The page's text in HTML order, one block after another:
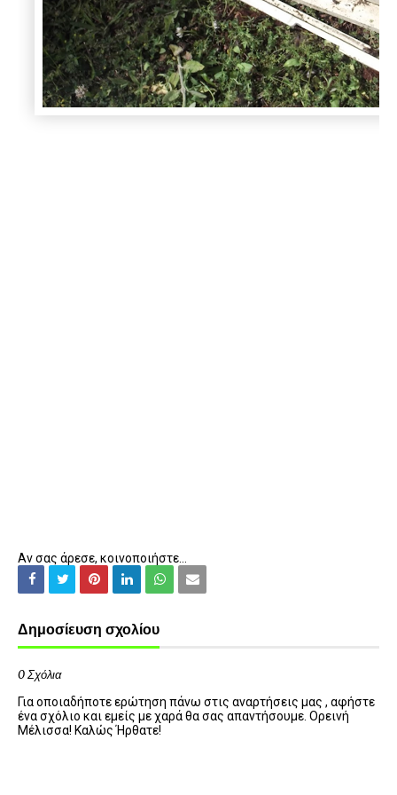
Αν σας άρεσε, κοινοποιήστε...
Δημοσίευση σχολίου
0 Σχόλια
Για οποιαδήποτε ερώτηση πάνω στις αναρτήσεις μας , αφήστε
ένα σχόλιο και εμείς με χαρά θα σας απαντήσουμε. Ορεινή
Μέλισσα! Καλώς Ήρθατε!